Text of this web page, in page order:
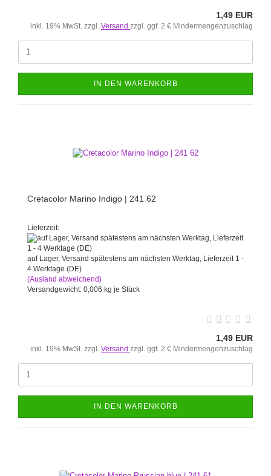
1,49 EUR
inkl. 19% MwSt. zzgl. Versand zzgl. ggf. 2 € Mindermengenzuschlag
IN DEN WARENKORB
Cretacolor Marino Indigo | 241 62
Lieferzeit:
auf Lager, Versand spätestens am nächsten Werktag, Lieferzeit 1 -
4 Werktage (DE)
(Ausland abweichend)
Versandgewicht: 0,006 kg je Stück
1,49 EUR
inkl. 19% MwSt. zzgl. Versand zzgl. ggf. 2 € Mindermengenzuschlag
IN DEN WARENKORB